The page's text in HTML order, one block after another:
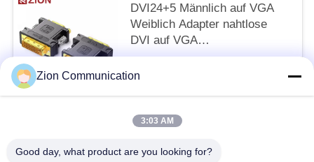
DVI24+5 Männlich auf VGA
Weiblich Adapter nahtlose
DVI auf VGA
Videoumwandlung für Display-
Konnektivität
TRETEN SIE MIT UNS IN
VERBINDUNG
Zion Communication
3:03 AM
Good day, what product are you looking for?